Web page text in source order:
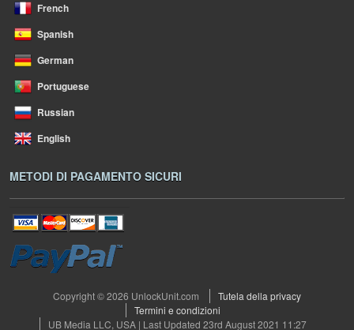
French
Spanish
German
Portuguese
Russian
English
METODI DI PAGAMENTO SICURI
Copyright © 2026 UnlockUnit.com
Tutela della privacy
Termini e condizioni
UB Media LLC, USA | Last Updated 23rd August 2021 11:27